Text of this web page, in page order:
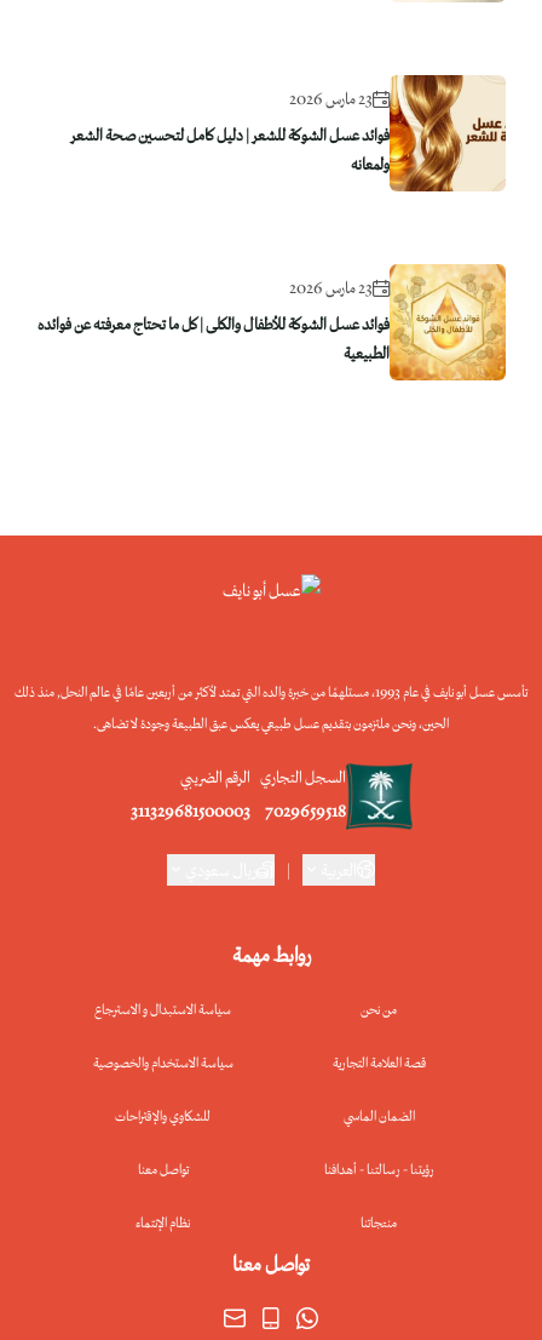
23 مارس 2026
فوائد عسل الشوكة للشعر | دليل كامل لتحسين صحة الشعر
ولمعانه
23 مارس 2026
فوائد عسل الشوكة للأطفال والكلى | كل ما تحتاج معرفته عن فوائده
الطبيعية
روابط مهمة
من نحن
قصة العلامة التجارية
الضمان الماسي
رؤيتنا - رسالتنا - أهدافنا
منتجاتنا
سياسة الاستبدال و الاسترجاع
سياسة الاستخدام والخصوصية
للشكاوي والإقتراحات
تواصل معنا
نظام الإنتماء
تأسس عسل أبو نايف في عام 1993، مستلهمًا من خبرة والده التي تمتد لأكثر من أربعين عامًا في عالم النحل, منذ ذلك
الحين، ونحن ملتزمون بتقديم عسل طبيعي يعكس عبق الطبيعة وجودة لا تضاهى.
السجل التجاري
7029659518
الرقم الضريبي
311329681500003
|